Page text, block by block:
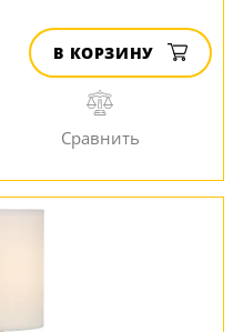
В КОРЗИНУ